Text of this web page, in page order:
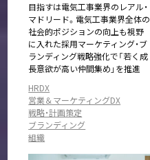
目指すは電気工事業界のレアル・
マドリード。電気工事業界全体の
社会的ポジションの向上も視野
に入れた採用マーケティング・ブ
ランディング戦略強化で「若く成
長意欲が高い仲間集め」を推進
HRDX
営業＆マーケティングDX
戦略・計画策定
ブランディング
組織